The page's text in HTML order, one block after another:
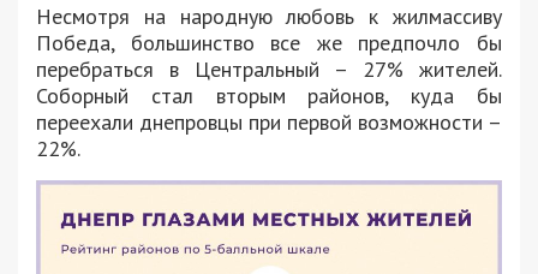
Несмотря на народную любовь к жилмассиву
Победа, большинство все же предпочло бы
перебраться в Центральный – 27% жителей.
Соборный стал вторым районов, куда бы
переехали днепровцы при первой возможности –
22%.